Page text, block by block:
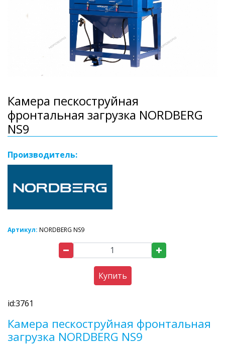
Камера пескоструйная
фронтальная загрузка NORDBERG
NS9
Производитель:
Артикул: NORDBERG NS9
Купить
id:3761
Камера пескоструйная фронтальная
загрузка NORDBERG NS9